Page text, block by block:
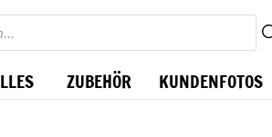
ZUBEHÖR KUNDENFOTOS